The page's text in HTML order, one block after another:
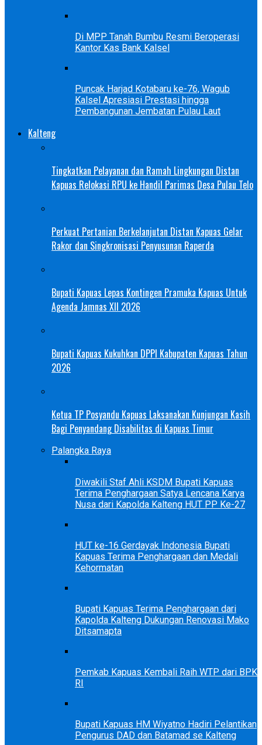
Di MPP Tanah Bumbu Resmi Beroperasi
Kantor Kas Bank Kalsel
Puncak Harjad Kotabaru ke-76, Wagub
Kalsel Apresiasi Prestasi hingga
Pembangunan Jembatan Pulau Laut
Kalteng
Tingkatkan Pelayanan dan Ramah Lingkungan Distan
Kapuas Relokasi RPU ke Handil Parimas Desa Pulau Telo
Perkuat Pertanian Berkelanjutan Distan Kapuas Gelar
Rakor dan Singkronisasi Penyusunan Raperda
Bupati Kapuas Lepas Kontingen Pramuka Kapuas Untuk
Agenda Jamnas XII 2026
Bupati Kapuas Kukuhkan DPPI Kabupaten Kapuas Tahun
2026
Ketua TP Posyandu Kapuas Laksanakan Kunjungan Kasih
Bagi Penyandang Disabilitas di Kapuas Timur
Palangka Raya
Diwakili Staf Ahli KSDM Bupati Kapuas
Terima Penghargaan Satya Lencana Karya
Nusa dari Kapolda Kalteng HUT PP Ke-27
HUT ke-16 Gerdayak Indonesia Bupati
Kapuas Terima Penghargaan dan Medali
Kehormatan
Bupati Kapuas Terima Penghargaan dari
Kapolda Kalteng Dukungan Renovasi Mako
Ditsamapta
Pemkab Kapuas Kembali Raih WTP dari BPK
RI
Bupati Kapuas HM Wiyatno Hadiri Pelantikan
Pengurus DAD dan Batamad se Kalteng